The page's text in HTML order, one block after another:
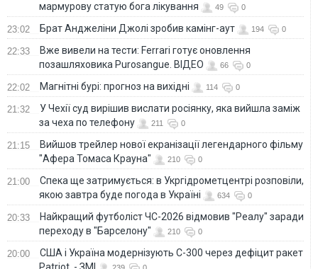
мармурову статую бога лікування
49 0
23:02 Брат Анджеліни Джолі зробив камінг-аут 194 0
22:33
Вже вивели на тести: Ferrari готує оновлення
позашляховика Purosangue. ВІДЕО
66 0
22:02 Магнітні бурі: прогноз на вихідні 114 0
21:32
У Чехії суд вирішив вислати росіянку, яка вийшла заміж
за чеха по телефону
211 0
21:15
Вийшов трейлер нової екранізації легендарного фільму
"Афера Томаса Крауна"
210 0
21:00
Спека ще затримується: в Укргідрометцентрі розповіли,
якою завтра буде погода в Україні
634 0
20:33
Найкращий футболіст ЧС-2026 відмовив "Реалу" заради
переходу в "Барселону"
210 0
20:00
США і Україна модернізують С-300 через дефіцит ракет